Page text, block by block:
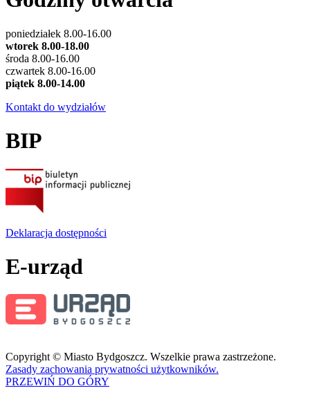
poniedziałek 8.00-16.00
wtorek 8.00-18.00
środa 8.00-16.00
czwartek 8.00-16.00
piątek 8.00-14.00
Kontakt do wydziałów
BIP
Deklaracja dostępności
E-urząd
Copyright © Miasto Bydgoszcz. Wszelkie prawa zastrzeżone.
Zasady zachowania prywatności użytkowników.
PRZEWIŃ DO GÓRY